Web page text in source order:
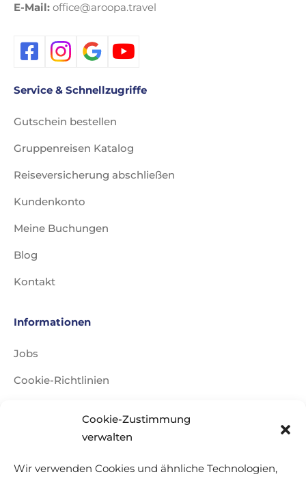
Cookie-Zustimmung
verwalten
Wir verwenden Cookies und ähnliche Technologien,
E-Mail: office@aroopa.travel
Service & Schnellzugriffe
Gutschein bestellen
Gruppenreisen Katalog
Reiseversicherung abschließen
Kundenkonto
Meine Buchungen
Blog
Kontakt
Informationen
Jobs
Cookie-Richtlinien
Datenschutzerklärung